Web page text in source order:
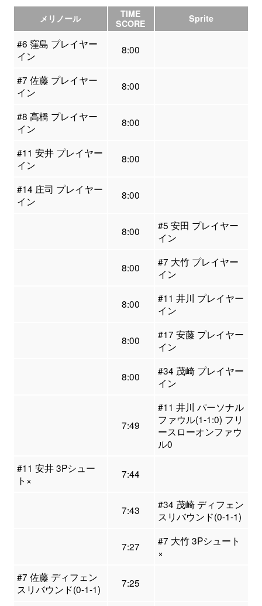
メリノール
TIME
SCORE
Sprite
#6 窪島 プレイヤー
イン
8:00
#7 佐藤 プレイヤー
イン
8:00
#8 高橋 プレイヤー
イン
8:00
#11 安井 プレイヤー
イン
8:00
#14 庄司 プレイヤー
イン
8:00
8:00
#5 安田 プレイヤー
イン
8:00
#7 大竹 プレイヤー
イン
8:00
#11 井川 プレイヤー
イン
8:00
#17 安藤 プレイヤー
イン
8:00
#34 茂崎 プレイヤー
イン
7:49
#11 井川 パーソナル
ファウル(1-1:0) フリ
ースローオンファウ
ル0
#11 安井 3Pシュー
ト×
7:44
7:43
#34 茂崎 ディフェン
スリバウンド(0-1-1)
7:27
#7 大竹 3Pシュート
×
#7 佐藤 ディフェン
スリバウンド(0-1-1)
7:25